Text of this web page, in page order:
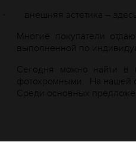
· внешняя эстетика –
Многие покупатели
выполненной по
Сегодня можно найти в
фотохромными.
На нашей
Среди основных